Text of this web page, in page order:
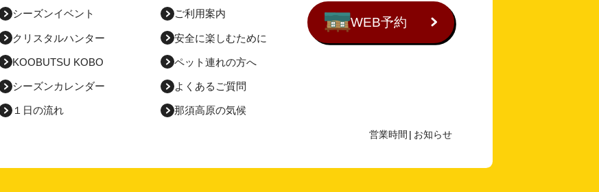
シーズンイベント
クリスタルハンター
KOOBUTSU KOBO
シーズンカレンダー
１日の流れ
ご利用案内
安全に楽しむために
ペット連れの方へ
よくあるご質問
那須高原の気候
WEB予約
営業時間 | お知らせ